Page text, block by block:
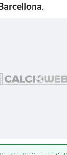
.